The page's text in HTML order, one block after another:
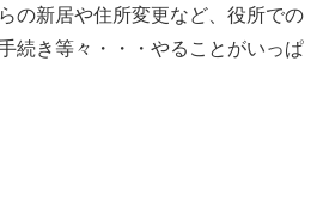
の新居や住所変更など、役所での
続き等々・・・やることがいっぱ